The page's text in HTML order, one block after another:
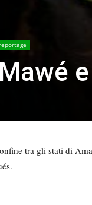
tra gli stati di